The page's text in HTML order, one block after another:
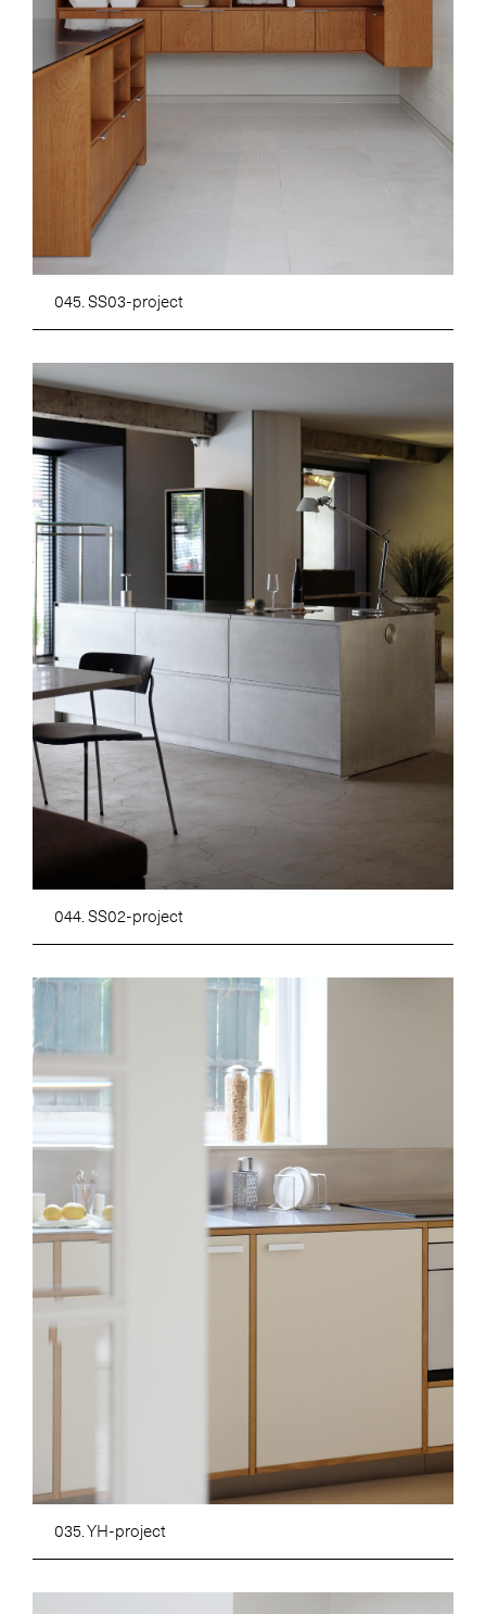
045. SS03-project
044. SS02-project
035. YH-project